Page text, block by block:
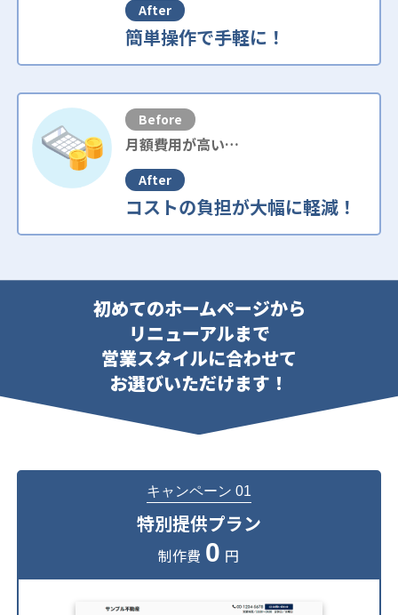
After
簡単操作で手軽に！
Before
月額費用が高い…
After
コストの負担が大幅に軽減！
初めてのホームページから
リニューアルまで
営業スタイルに合わせて
お選びいただけます！
キャンペーン 01
特別提供プラン
制作費 0 円